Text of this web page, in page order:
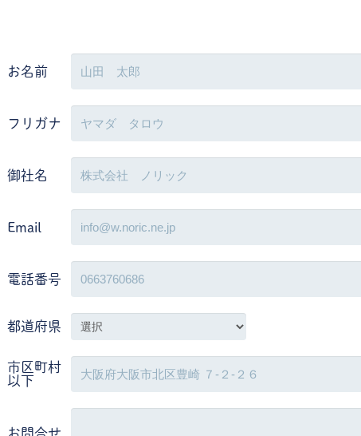
お名前
フリガナ
御社名
Email
電話番号
都道府県
市区町村
以下
お問合せ